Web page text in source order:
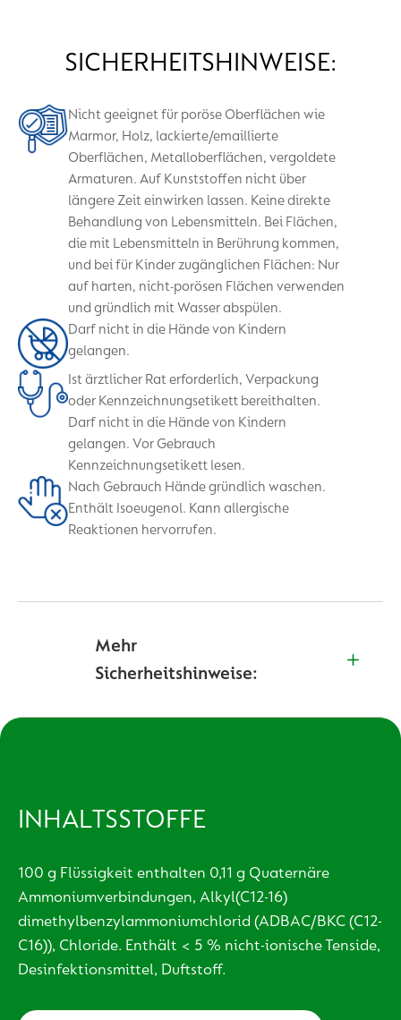
SICHERHEITSHINWEISE:
Nicht geeignet für poröse Oberflächen wie
Marmor, Holz, lackierte/emaillierte
Oberflächen, Metalloberflächen, vergoldete
Armaturen. Auf Kunststoffen nicht über
längere Zeit einwirken lassen. Keine direkte
Behandlung von Lebensmitteln. Bei Flächen,
die mit Lebensmitteln in Berührung kommen,
und bei für Kinder zugänglichen Flächen: Nur
auf harten, nicht-porösen Flächen verwenden
und gründlich mit Wasser abspülen.
Darf nicht in die Hände von Kindern
gelangen.
Ist ärztlicher Rat erforderlich, Verpackung
oder Kennzeichnungsetikett bereithalten.
Darf nicht in die Hände von Kindern
gelangen. Vor Gebrauch
Kennzeichnungsetikett lesen.
Nach Gebrauch Hände gründlich waschen.
Enthält Isoeugenol. Kann allergische
Reaktionen hervorrufen.
Mehr
Sicherheitshinweise:
INHALTSSTOFFE
100 g Flüssigkeit enthalten 0,11 g Quaternäre
Ammoniumverbindungen, Alkyl(C12-16)
dimethylbenzylammoniumchlorid (ADBAC/BKC (C12-
C16)), Chloride. Enthält < 5 % nicht-ionische Tenside,
Desinfektionsmittel, Duftstoff.